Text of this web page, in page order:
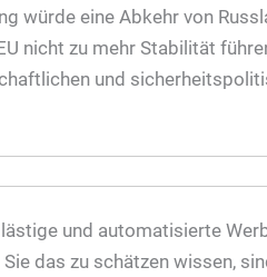
würde eine Abkehr von
nicht zu mehr Stabilität
und
und automatisierte
das zu schätzen wissen,